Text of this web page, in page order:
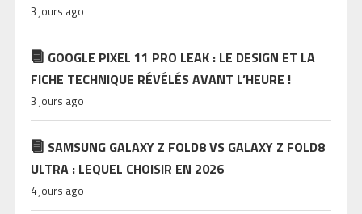
3 jours ago
GOOGLE PIXEL 11 PRO LEAK : LE DESIGN ET LA
FICHE TECHNIQUE RÉVÉLÉS AVANT L’HEURE !
3 jours ago
SAMSUNG GALAXY Z FOLD8 VS GALAXY Z FOLD8
ULTRA : LEQUEL CHOISIR EN 2026
4 jours ago